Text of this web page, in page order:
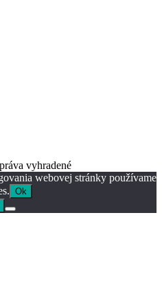
vyhradené
webovej stránky používame
Ok